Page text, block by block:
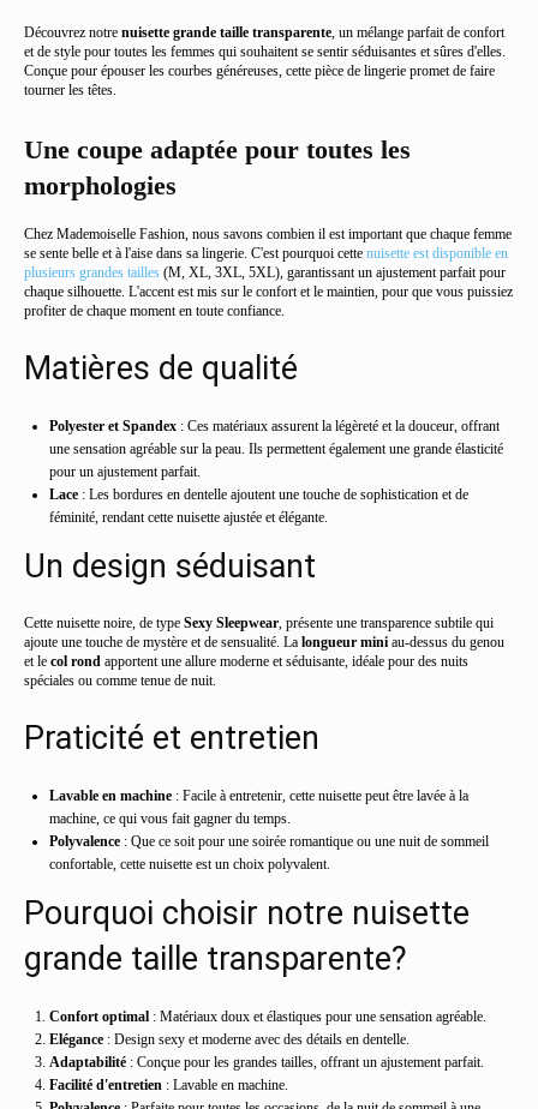
Découvrez notre nuisette grande taille transparente, un mélange parfait de confort
et de style pour toutes les femmes qui souhaitent se sentir séduisantes et sûres d'elles.
Conçue pour épouser les courbes généreuses, cette pièce de lingerie promet de faire
tourner les têtes.
Une coupe adaptée pour toutes les
morphologies
Chez Mademoiselle Fashion, nous savons combien il est important que chaque femme
se sente belle et à l'aise dans sa lingerie. C'est pourquoi cette nuisette est disponible en
plusieurs grandes tailles (M, XL, 3XL, 5XL), garantissant un ajustement parfait pour
chaque silhouette. L'accent est mis sur le confort et le maintien, pour que vous puissiez
profiter de chaque moment en toute confiance.
Matières de qualité
Polyester et Spandex : Ces matériaux assurent la légèreté et la douceur, offrant
une sensation agréable sur la peau. Ils permettent également une grande élasticité
pour un ajustement parfait.
Lace : Les bordures en dentelle ajoutent une touche de sophistication et de
féminité, rendant cette nuisette ajustée et élégante.
Un design séduisant
Cette nuisette noire, de type Sexy Sleepwear, présente une transparence subtile qui
ajoute une touche de mystère et de sensualité. La longueur mini au-dessus du genou
et le col rond apportent une allure moderne et séduisante, idéale pour des nuits
spéciales ou comme tenue de nuit.
Praticité et entretien
Lavable en machine : Facile à entretenir, cette nuisette peut être lavée à la
machine, ce qui vous fait gagner du temps.
Polyvalence : Que ce soit pour une soirée romantique ou une nuit de sommeil
confortable, cette nuisette est un choix polyvalent.
Pourquoi choisir notre nuisette
grande taille transparente?
Confort optimal : Matériaux doux et élastiques pour une sensation agréable.
Elégance : Design sexy et moderne avec des détails en dentelle.
Adaptabilité : Conçue pour les grandes tailles, offrant un ajustement parfait.
Facilité d'entretien : Lavable en machine.